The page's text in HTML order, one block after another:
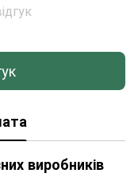
виробників